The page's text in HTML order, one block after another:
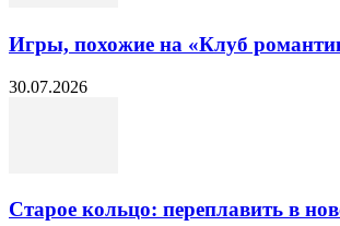
Игры, похожие на «Клуб
30.07.2026
Старое кольцо: переплавить в